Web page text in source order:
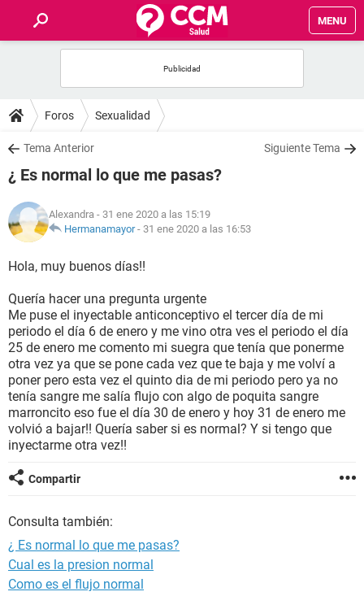
MENU
FOROS
SALUD
FAMILIA
NUTRICIÓN
BIENESTAR
SEXUALIDAD
GLOSARIO
Foros Sexualidad
Tema Anterior Siguiente Tema
¿ Es normal lo que me pasas?
Alexandra - 31 ene 2020 a las 15:19
Hermanamayor- 31 ene 2020 a las 16:53
Hola, muy buenos días!!
Quería hacer una pregunta urgente
Me puse el inyectable anticonceptivo el tercer día de mi
periodo el día 6 de enero y me vino otra ves el periodo el día
25 de enero me comento mi suegra que tenía que ponerme
otra vez ya que se pone cada vez que te baja y me volví a
poner pero esta vez el quinto dia de mi periodo pero ya no
tenía sangre me salía flujo con algo de poquita sangre
marroncito eso fue el día 30 de enero y hoy 31 de enero me
volvió a bajar!! Quería saber si es normal? Y si tengo que
inyectarme otra vez!!
Compartir
Consulta también:
¿ Es normal lo que me pasas?
Cual es la presion normal
Como es el flujo normal